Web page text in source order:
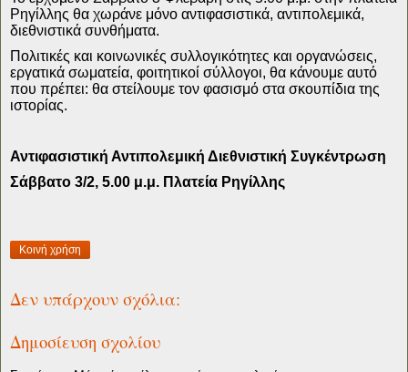
Ρηγίλλης θα χωράνε μόνο αντιφασιστικά, αντιπολεμικά,
διεθνιστικά συνθήματα.
Πολιτικές και κοινωνικές συλλογικότητες και οργανώσεις,
εργατικά σωματεία, φοιτητικοί σύλλογοι, θα κάνουμε αυτό
που πρέπει: θα στείλουμε τον φασισμό στα σκουπίδια της
ιστορίας.
Αντιφασιστική Αντιπολεμική Διεθνιστική Συγκέντρωση
Σάββατο 3/2, 5.00 μ.μ. Πλατεία Ρηγίλλης
Κοινή χρήση
Δεν υπάρχουν σχόλια:
Δημοσίευση σχολίου